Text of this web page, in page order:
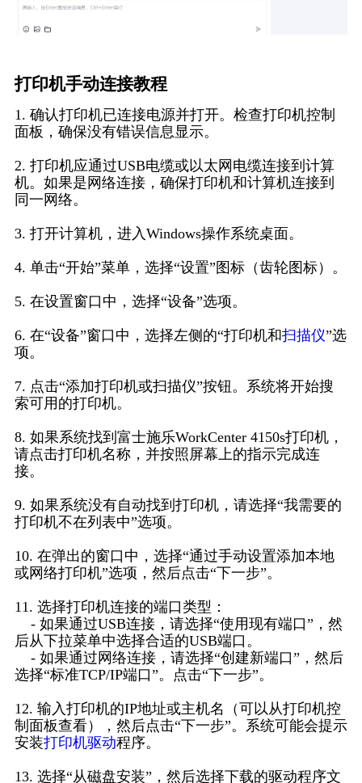
打印机手动连接教程
1. 确认打印机已连接电源并打开。检查打印机控制
面板，确保没有错误信息显示。
2. 打印机应通过USB电缆或以太网电缆连接到计算
机。如果是网络连接，确保打印机和计算机连接到
同一网络。
3. 打开计算机，进入Windows操作系统桌面。
4. 单击“开始”菜单，选择“设置”图标（齿轮图标）。
5. 在设置窗口中，选择“设备”选项。
6. 在“设备”窗口中，选择左侧的“打印机和扫描仪”选
项。
7. 点击“添加打印机或扫描仪”按钮。系统将开始搜
索可用的打印机。
8. 如果系统找到富士施乐WorkCenter 4150s打印机，
请点击打印机名称，并按照屏幕上的指示完成连
接。
9. 如果系统没有自动找到打印机，请选择“我需要的
打印机不在列表中”选项。
10. 在弹出的窗口中，选择“通过手动设置添加本地
或网络打印机”选项，然后点击“下一步”。
11. 选择打印机连接的端口类型：
- 如果通过USB连接，请选择“使用现有端口”，然
后从下拉菜单中选择合适的USB端口。
- 如果通过网络连接，请选择“创建新端口”，然后
选择“标准TCP/IP端口”。点击“下一步”。
12. 输入打印机的IP地址或主机名（可以从打印机控
制面板查看），然后点击“下一步”。系统可能会提示
安装打印机驱动程序。
13. 选择“从磁盘安装”，然后选择下载的驱动程序文